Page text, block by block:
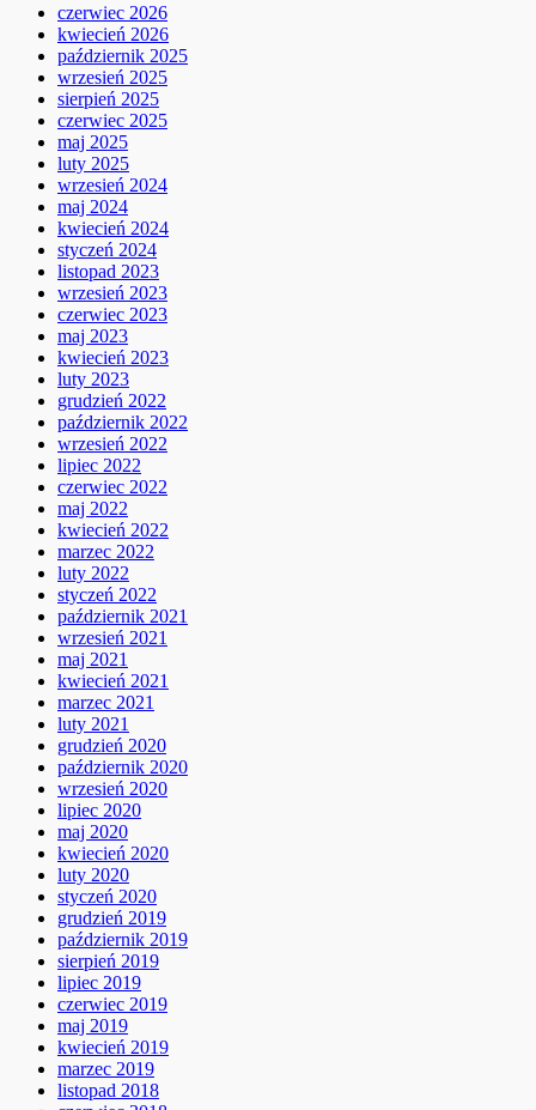
czerwiec 2026
kwiecień 2026
październik 2025
wrzesień 2025
sierpień 2025
czerwiec 2025
maj 2025
luty 2025
wrzesień 2024
maj 2024
kwiecień 2024
styczeń 2024
listopad 2023
wrzesień 2023
czerwiec 2023
maj 2023
kwiecień 2023
luty 2023
grudzień 2022
październik 2022
wrzesień 2022
lipiec 2022
czerwiec 2022
maj 2022
kwiecień 2022
marzec 2022
luty 2022
styczeń 2022
październik 2021
wrzesień 2021
maj 2021
kwiecień 2021
marzec 2021
luty 2021
grudzień 2020
październik 2020
wrzesień 2020
lipiec 2020
maj 2020
kwiecień 2020
luty 2020
styczeń 2020
grudzień 2019
październik 2019
sierpień 2019
lipiec 2019
czerwiec 2019
maj 2019
kwiecień 2019
marzec 2019
listopad 2018